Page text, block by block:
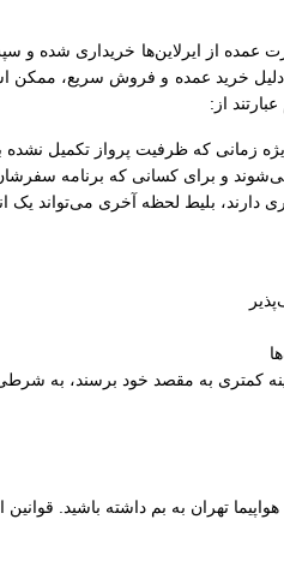
از ایرلاین‌ها خریداری شده و
خرید عمده و فروش سریع، ممکن
از:
زمانی که ظرفیت پرواز تکمیل نشده
و برای کسانی که برنامه
دارند، بلیط لحظه آخری می‌تواند یک
کمتری به مقصد خود برسند، به شرطی
تهران به بم داشته باشید.